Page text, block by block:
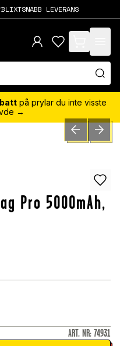
BLIXTSNABB LEVERANS
items in cart,
på prylar du inte visste
→
PREVIOUSNEXT
Pro 5000mAh,
ART. NR: 74931